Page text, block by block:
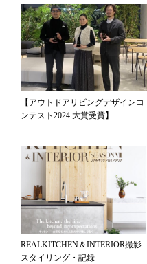
【アウトドアリビングデザインコ
ンテスト2024 大賞受賞】
REALKITCHEN＆INTERIOR撮影
スタイリング・記録